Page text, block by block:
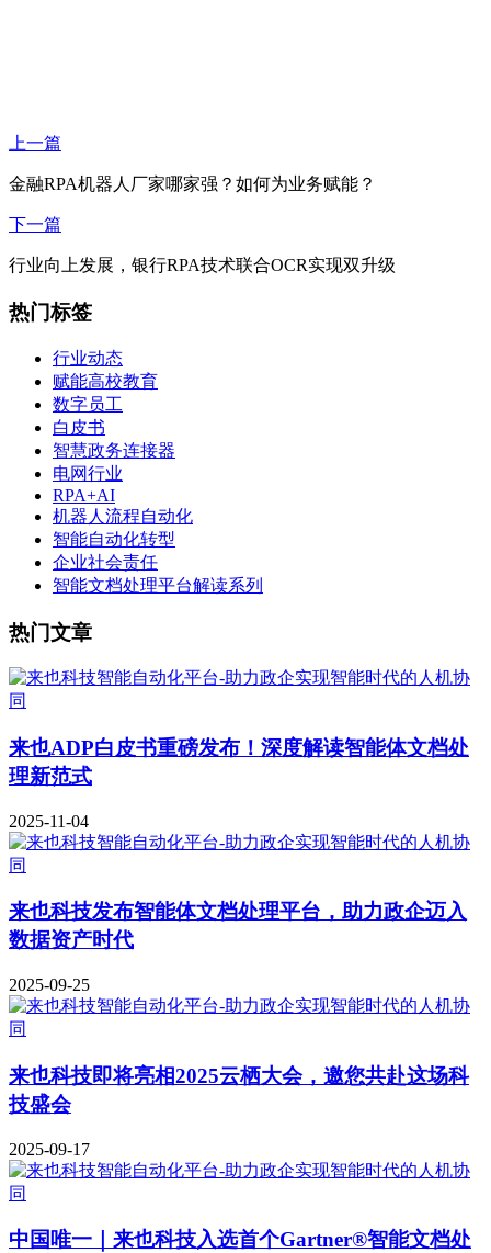
上一篇
金融RPA机器人厂家哪家强？如何为业务赋能？
下一篇
行业向上发展，银行RPA技术联合OCR实现双升级
热门标签
行业动态
赋能高校教育
数字员工
白皮书
智慧政务连接器
电网行业
RPA+AI
机器人流程自动化
智能自动化转型
企业社会责任
智能文档处理平台解读系列
热门文章
来也ADP白皮书重磅发布！深度解读智能体文档处
理新范式
2025-11-04
来也科技发布智能体文档处理平台，助力政企迈入
数据资产时代
2025-09-25
来也科技即将亮相2025云栖大会，邀您共赴这场科
技盛会
2025-09-17
中国唯一｜来也科技入选首个Gartner®智能文档处